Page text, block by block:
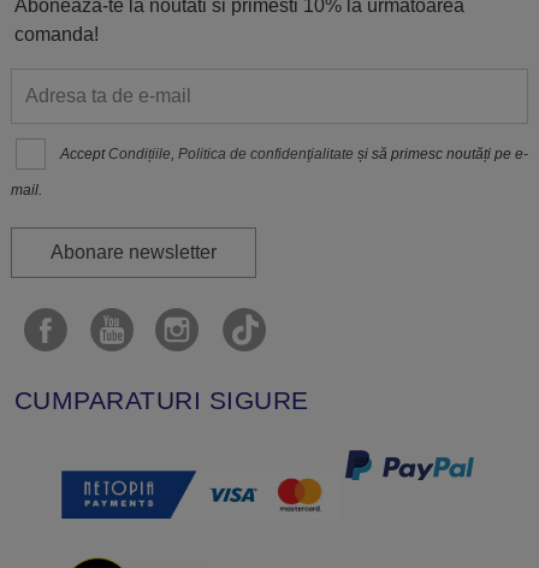
Aboneaza-te la noutati si primesti 10% la urmatoarea
comanda!
Accept Condițiile,Politica de confidenţialitate și să primesc noutăți pe e-
mail.
Abonare newsletter
CUMPARATURI SIGURE